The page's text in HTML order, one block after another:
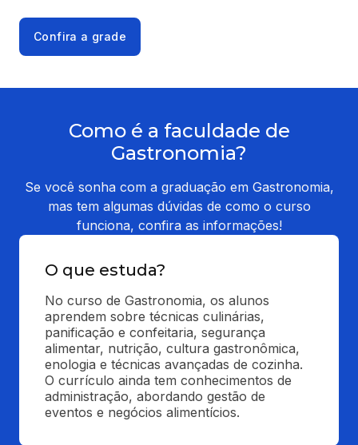
Confira a grade
Como é a faculdade de
Gastronomia?
Se você sonha com a graduação em Gastronomia,
mas tem algumas dúvidas de como o curso
funciona, confira as informações!
O que estuda?
No curso de Gastronomia, os alunos
aprendem sobre técnicas culinárias,
panificação e confeitaria, segurança
alimentar, nutrição, cultura gastronômica,
enologia e técnicas avançadas de cozinha.
O currículo ainda tem conhecimentos de
administração, abordando gestão de
eventos e negócios alimentícios.